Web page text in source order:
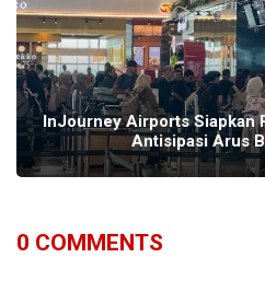
InJourney Airports Siapkan
Antisipasi Arus
0 COMMENTS